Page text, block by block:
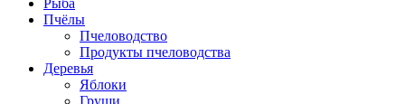
Рыба
Пчёлы
Пчеловодство
Продукты пчеловодства
Деревья
Яблоки
Груши